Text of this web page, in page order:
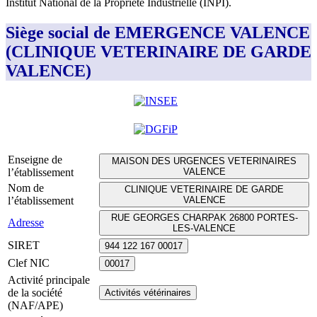
Institut National de la Propriété Industrielle (INPI).
Siège social de EMERGENCE VALENCE
(CLINIQUE VETERINAIRE DE GARDE
VALENCE)
Enseigne de
l’établissement
MAISON DES URGENCES VETERINAIRES
VALENCE
Nom de
l’établissement
CLINIQUE VETERINAIRE DE GARDE
VALENCE
Adresse
RUE GEORGES CHARPAK 26800 PORTES-
LES-VALENCE
SIRET 944 122 167 00017
Clef NIC 00017
Activité principale
de la société
(NAF/APE)
Activités vétérinaires